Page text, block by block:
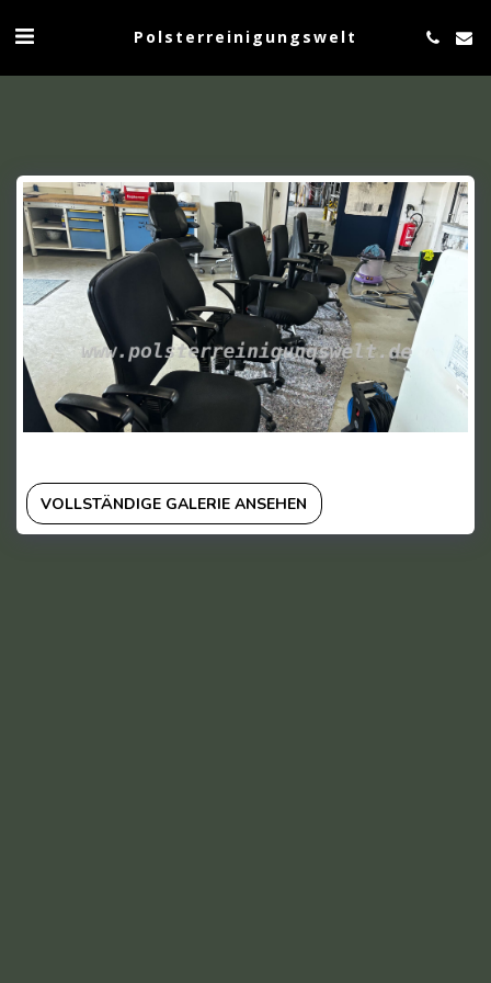
Polsterreinigungswelt
VOLLSTÄNDIGE GALERIE ANSEHEN